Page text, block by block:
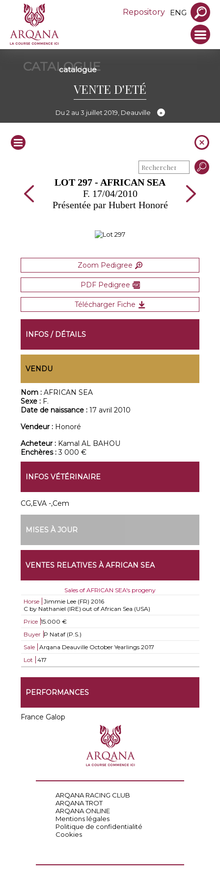
Repository ENG
CATALOGUE
catalogue
VENTE D'ETÉ
Du 2 au 3 juillet 2019, Deauville
LOT 297 - AFRICAN SEA
F. 17/04/2010
Présentée par Hubert Honoré
Zoom Pedigree
PDF Pedigree
Télécharger Fiche
INFOS / DÉTAILS
VENDU
Nom :AFRICAN SEA
Sexe : F.
Date de naissance :17 avril 2010
Vendeur : Honoré
Acheteur : Kamal AL BAHOU
Enchères :3 000 €
INFOS VÉTÉRINAIRE
CG,EVA -,Cem
MISES À JOUR
VENTES RELATIVES À AFRICAN SEA
Sales of AFRICAN SEA's progeny
Horse
Jimmie Lee (FR) 2016
C by Nathaniel (IRE) out of African Sea (USA)
Price 15.000 €
Buyer P Nataf (P.S.)
Sale
Arqana Deauville October Yearlings 2017
Lot
417
PERFORMANCES
France Galop
ARQANA RACING CLUB
ARQANA TROT
ARQANA ONLINE
Mentions légales
Politique de confidentialité
Cookies